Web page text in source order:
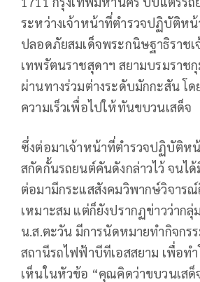
ระหว่างเจ้าหน้าที่ตำรวจปฏิบัติหน้
ปลอดภัยสมเด็จพระกนิษฐาธิราชเ
เทพรัตนราชสุดาฯ สยามบรมราช
ผ่านทางร่วมต่างระดับมักกะสัน โ
ความเร็วเพื่อไปให้ทันขบวนเสด็จ
ซึ่งต่อมาเจ้าหน้าที่ตำรวจปฏิบัติห
สกัดกั้นรถยนต์คันดังกล่าวไว้ จนได้
ต่อมามีกระแสสังคมวิพากษ์วิจาร
เหมาะสม แต่ก็ยังปรากฏข่าวว่าก
น.ส.ตะวัน มีการนัดหมายทำกิจกร
สถานีรถไฟฟ้าบีทีเอสสยาม เพื่อท
เห็นในหัวข้อ “คุณคิดว่าขบวนเสด็